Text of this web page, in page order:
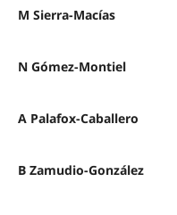
M Sierra-Macías
N Gómez-Montiel
A Palafox-Caballero
B Zamudio-González